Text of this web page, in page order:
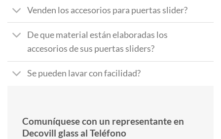
Venden los accesorios para puertas slider?
De que material están elaboradas los
accesorios de sus puertas sliders?
Se pueden lavar con facilidad?
Comuníquese con un representante en
Decovill glass al Teléfono